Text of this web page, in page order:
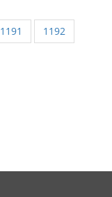
1191
1192